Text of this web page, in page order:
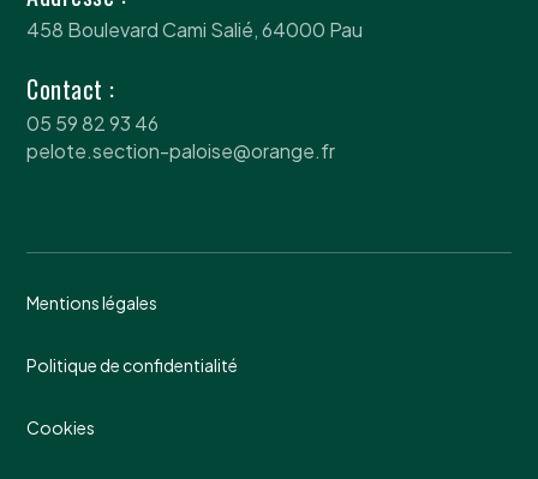
458 Boulevard Cami Salié, 64000 Pau
Contact :
05 59 82 93 46
pelote.section-paloise@orange.fr
Mentions légales
Politique de confidentialité
Cookies